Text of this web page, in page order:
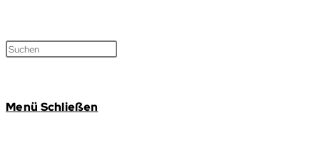
Menü Schließen